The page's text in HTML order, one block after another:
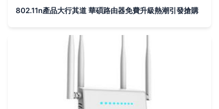
802.11n產品大行其道 華碩路由器免費升級熱潮引發搶購